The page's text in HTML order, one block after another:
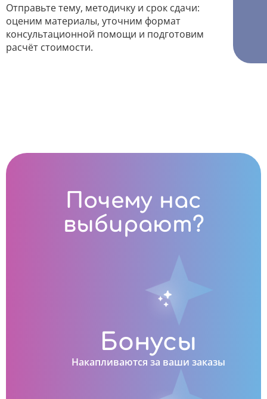
Отправьте тему, методичку и срок сдачи:
оценим материалы, уточним формат
консультационной помощи и подготовим
расчёт стоимости.
Почему нас
выбирают?
Бонусы
Накапливаются за ваши заказы